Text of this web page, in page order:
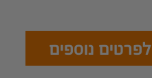
לפרטים נוספים